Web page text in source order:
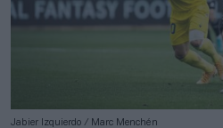
Jabier Izquierdo / Marc Menchén